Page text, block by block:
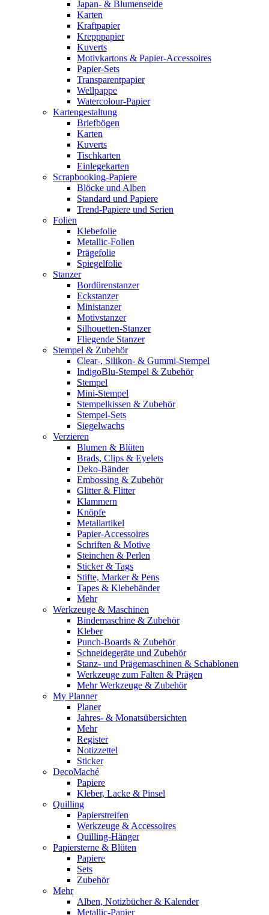
Japan- & Blumenseide
Karten
Kraftpapier
Krepppapier
Kuverts
Motivkartons & Papier-Accessoires
Papier-Sets
Transparentpapier
Wellpappe
Watercolour-Papier
Kartengestaltung
Briefbögen
Karten
Kuverts
Tischkarten
Einlegekarten
Scrapbooking-Papiere
Blöcke und Alben
Standard und Papiere
Trend-Papiere und Serien
Folien
Klebefolie
Metallic-Folien
Prägefolie
Spiegelfolie
Stanzer
Bordürenstanzer
Eckstanzer
Ministanzer
Motivstanzer
Silhouetten-Stanzer
Fliegende Stanzer
Stempel & Zubehör
Clear-, Silikon- & Gummi-Stempel
IndigoBlu-Stempel & Zubehör
Stempel
Mini-Stempel
Stempelkissen & Zubehör
Stempel-Sets
Siegelwachs
Verzieren
Blumen & Blüten
Brads, Clips & Eyelets
Deko-Bänder
Embossing & Zubehör
Glitter & Flitter
Klammern
Knöpfe
Metallartikel
Papier-Accessoires
Schriften & Motive
Steinchen & Perlen
Sticker & Tags
Stifte, Marker & Pens
Tapes & Klebebänder
Mehr
Werkzeuge & Maschinen
Bindemaschine & Zubehör
Kleber
Punch-Boards & Zubehör
Schneidegeräte und Zubehör
Stanz- und Prägemaschinen & Schablonen
Werkzeuge zum Falten & Prägen
Mehr Werkzeuge & Zubehör
My Planner
Planer
Jahres- & Monatsübersichten
Mehr
Register
Notizzettel
Sticker
DecoMaché
Papiere
Kleber, Lacke & Pinsel
Quilling
Papierstreifen
Werkzeuge & Accessoires
Quilling-Hänger
Papiersterne & Blüten
Papiere
Sets
Zubehör
Mehr
Alben, Notizbücher & Kalender
Metallic-Papier